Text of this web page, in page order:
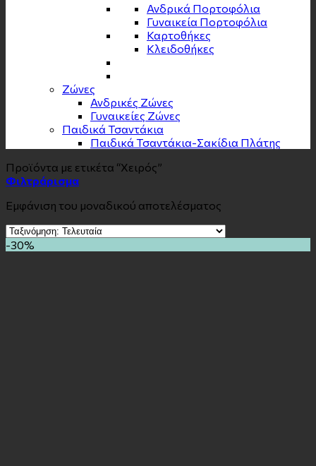
Ανδρικά Πορτοφόλια
Γυναικεία Πορτοφόλια
Καρτοθήκες
Κλειδοθήκες
Zώνες
Ανδρικές Ζώνες
Γυναικείες Ζώνες
Παιδικά Τσαντάκια
Παιδικά Τσαντάκια-Σακίδια Πλάτης
Προϊόντα με ετικέτα “Χειρός”
Φιλτράρισμα
Εμφάνιση του μοναδικού αποτελέσματος
-30%